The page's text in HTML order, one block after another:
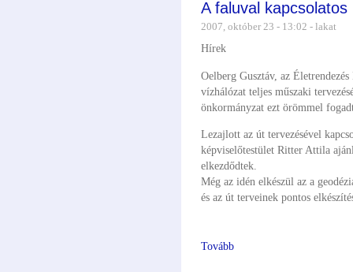
A faluval kapcsolatos
2007, október 23 - 13:02 - lakat
Hírek
Oelberg Gusztáv, az
vízhálózat teljes műszaki
önkormányzat ezt örömmel
Lezajlott az út tervezésével
képviselőtestület Ritter Attila
elkezdődtek.
Még az idén elkészül az a
és az út terveinek pontos
Tovább